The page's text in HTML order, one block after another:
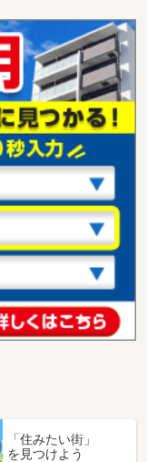
「住みたい街」
を見つけよう